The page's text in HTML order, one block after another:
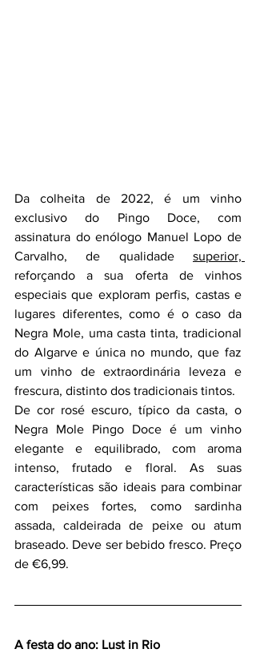
Da colheita de 2022, é um vinho
exclusivo do Pingo Doce, com
assinatura do enólogo Manuel Lopo de
Carvalho, de qualidade
reforçando a sua oferta de vinhos
especiais que exploram perfis, castas e
lugares diferentes, como é o caso da
Negra Mole, uma casta tinta, tradicional
do Algarve e única no mundo, que faz
um vinho de extraordinária leveza e
frescura, distinto dos tradicionais tintos.
De cor rosé escuro, típico da casta, o
Negra Mole Pingo Doce é um vinho
elegante e equilibrado, com aroma
intenso, frutado e floral. As suas
características são ideais para combinar
com peixes fortes, como sardinha
assada, caldeirada de peixe ou atum
braseado. Deve ser bebido fresco. Preço
de €6,99.
A festa do ano: Lust in Rio